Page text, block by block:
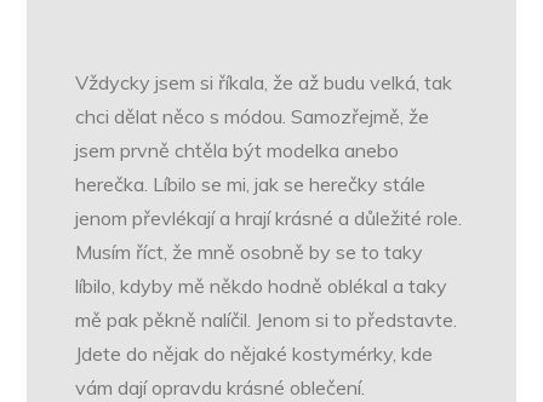
Vždycky jsem si říkala, že až budu velká, tak
chci dělat něco s módou. Samozřejmě, že
jsem prvně chtěla být modelka anebo
herečka. Líbilo se mi, jak se herečky stále
jenom převlékají a hrají krásné a důležité role.
Musím říct, že mně osobně by se to taky
líbilo, kdyby mě někdo hodně oblékal a taky
mě pak pěkně nalíčil. Jenom si to představte.
Jdete do nějak do nějaké kostymérky, kde
vám dají opravdu krásné oblečení.